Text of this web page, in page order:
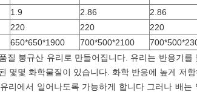
1.9 2.86
2.86
220 220
220
650*650*1900 700*500*2100
질 붕규산 유리로 만들어집니다. 유리는 반응기
몇몇 화학물질이 있습니다. 화학 반응에 높게 저
리에서 일어나도록 가능하게 합니다 그러나 배